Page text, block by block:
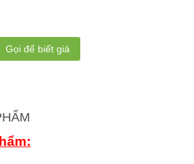
Gọi để biết giá